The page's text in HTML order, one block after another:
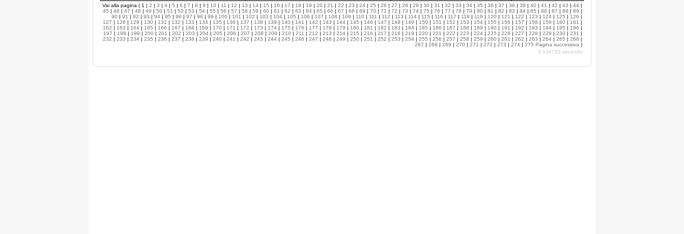
Vai alla pagina ( 1 | 2 | 3 | 4 | 5 | 6 | 7 | 8 | 9 | 10 | 11 | 12 | 13 | 14 | 15 | 16 | 17 | 18 | 19 | 20 | 21 | 22 | 23 | 24 | 25 | 26 | 27 | 28 | 29 | 30 | 31 | 32 | 33 | 34 | 35 | 36 | 37 | 38 | 39 | 40 | 41 | 42 | 43 | 44 |
45 | 46 | 47 | 48 | 49 | 50 | 51 | 52 | 53 | 54 | 55 | 56 | 57 | 58 | 59 | 60 | 61 | 62 | 63 | 64 | 65 | 66 | 67 | 68 | 69 | 70 | 71 | 72 | 73 | 74 | 75 | 76 | 77 | 78 | 79 | 80 | 81 | 82 | 83 | 84 | 85 | 86 | 87 | 88 | 89 |
90 | 91 | 92 | 93 | 94 | 95 | 96 | 97 | 98 | 99 | 100 | 101 | 102 | 103 | 104 | 105 | 106 | 107 | 108 | 109 | 110 | 111 | 112 | 113 | 114 | 115 | 116 | 117 | 118 | 119 | 120 | 121 | 122 | 123 | 124 | 125 | 126 |
127 | 128 | 129 | 130 | 131 | 132 | 133 | 134 | 135 | 136 | 137 | 138 | 139 | 140 | 141 | 142 | 143 | 144 | 145 | 146 | 147 | 148 | 149 | 150 | 151 | 152 | 153 | 154 | 155 | 156 | 157 | 158 | 159 | 160 | 161 |
162 | 163 | 164 | 165 | 166 | 167 | 168 | 169 | 170 | 171 | 172 | 173 | 174 | 175 | 176 | 177 | 178 | 179 | 180 | 181 | 182 | 183 | 184 | 185 | 186 | 187 | 188 | 189 | 190 | 191 | 192 | 193 | 194 | 195 | 196 |
197 | 198 | 199 | 200 | 201 | 202 | 203 | 204 | 205 | 206 | 207 | 208 | 209 | 210 | 211 | 212 | 213 | 214 | 215 | 216 | 217 | 218 | 219 | 220 | 221 | 222 | 223 | 224 | 225 | 226 | 227 | 228 | 229 | 230 | 231 |
232 | 233 | 234 | 235 | 236 | 237 | 238 | 239 | 240 | 241 | 242 | 243 | 244 | 245 | 246 | 247 | 248 | 249 | 250 | 251 | 252 | 253 | 254 | 255 | 256 | 257 | 258 | 259 | 260 | 261 | 262 | 263 | 264 | 265 | 266 |
267 | 268 | 269 | 270 | 271 | 272 | 273 | 274 | 275 Pagina successiva )
0.134792 seconds.